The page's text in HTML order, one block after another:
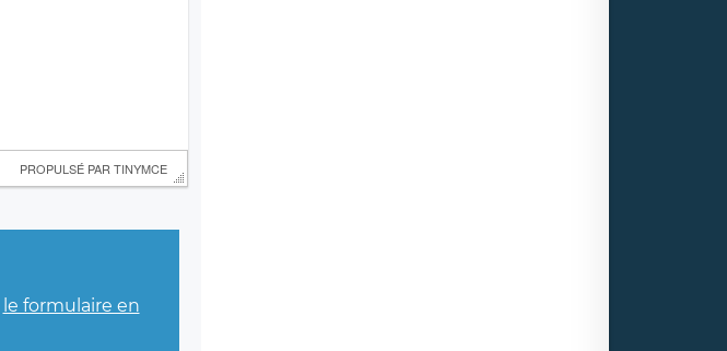
PROPULSÉ PAR TINYMCE
le formulaire en